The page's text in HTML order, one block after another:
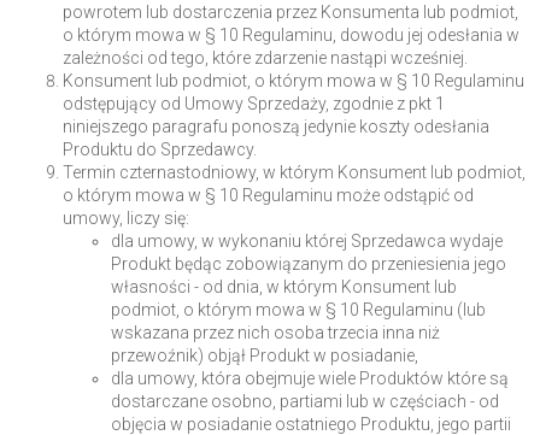
powrotem lub dostarczenia przez Konsumenta lub podmiot,
o którym mowa w § 10 Regulaminu, dowodu jej odesłania w
zależności od tego, które zdarzenie nastąpi wcześniej.
Konsument lub podmiot, o którym mowa w § 10 Regulaminu
odstępujący od Umowy Sprzedaży, zgodnie z pkt 1
niniejszego paragrafu ponoszą jedynie koszty odesłania
Produktu do Sprzedawcy.
Termin czternastodniowy, w którym Konsument lub podmiot,
o którym mowa w § 10 Regulaminu może odstąpić od
umowy, liczy się:
dla umowy, w wykonaniu której Sprzedawca wydaje
Produkt będąc zobowiązanym do przeniesienia jego
własności - od dnia, w którym Konsument lub
podmiot, o którym mowa w § 10 Regulaminu (lub
wskazana przez nich osoba trzecia inna niż
przewoźnik) objął Produkt w posiadanie,
dla umowy, która obejmuje wiele Produktów które są
dostarczane osobno, partiami lub w częściach - od
objęcia w posiadanie ostatniego Produktu, jego partii